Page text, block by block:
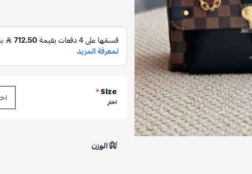
Size
*
اختر
الوزن